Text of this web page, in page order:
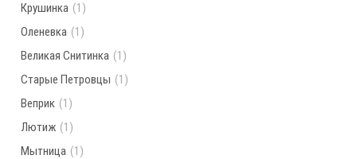
Крушинка (1)
Оленевка (1)
Великая Снитинка (1)
Старые Петровцы (1)
Веприк (1)
Лютиж (1)
Мытница (1)